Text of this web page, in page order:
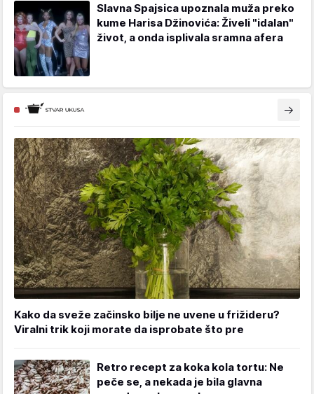
Slavna Spajsica upoznala muža preko
kume Harisa Džinovića: Živeli "idalan"
život, a onda isplivala sramna afera
Kako da sveže začinsko bilje ne uvene u frižideru?
Viralni trik koji morate da isprobate što pre
Retro recept za koka kola tortu: Ne
peče se, a nekada je bila glavna